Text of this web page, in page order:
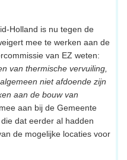
Holland is nu tegen de
mee te werken aan de
van EZ weten:
van thermische vervuiling,
niet afdoende zijn
aan de bouw van
aan bij de Gemeente
dat eerder al hadden
de mogelijke locaties voor